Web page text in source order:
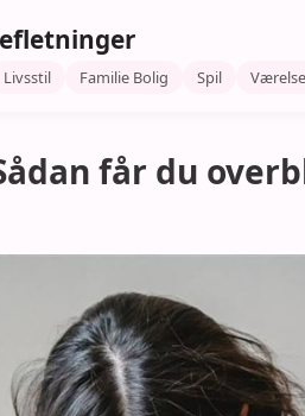
Livsstil Familie Bolig Spil Værelse
får du